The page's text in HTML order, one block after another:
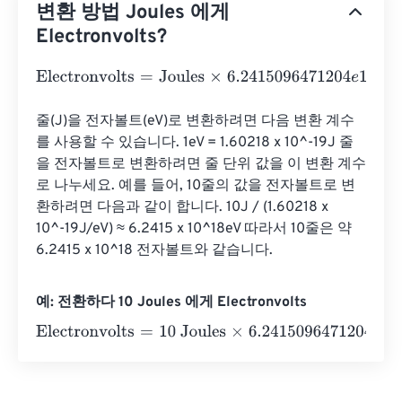
변환 방법 Joules 에게
Electronvolts?
Electronvolts=Joules×6.2415096471204e18
줄(J)을 전자볼트(eV)로 변환하려면 다음 변환 계수
를 사용할 수 있습니다. 1eV = 1.60218 x 10^-19J 줄
을 전자볼트로 변환하려면 줄 단위 값을 이 변환 계수
로 나누세요. 예를 들어, 10줄의 값을 전자볼트로 변
환하려면 다음과 같이 합니다. 10J / (1.60218 x
10^-19J/eV) ≈ 6.2415 x 10^18eV 따라서 10줄은 약
6.2415 x 10^18 전자볼트와 같습니다.
예: 전환하다 10 Joules 에게 Electronvolts
Electronvolts=10 Joules×6.2415096471204e18=